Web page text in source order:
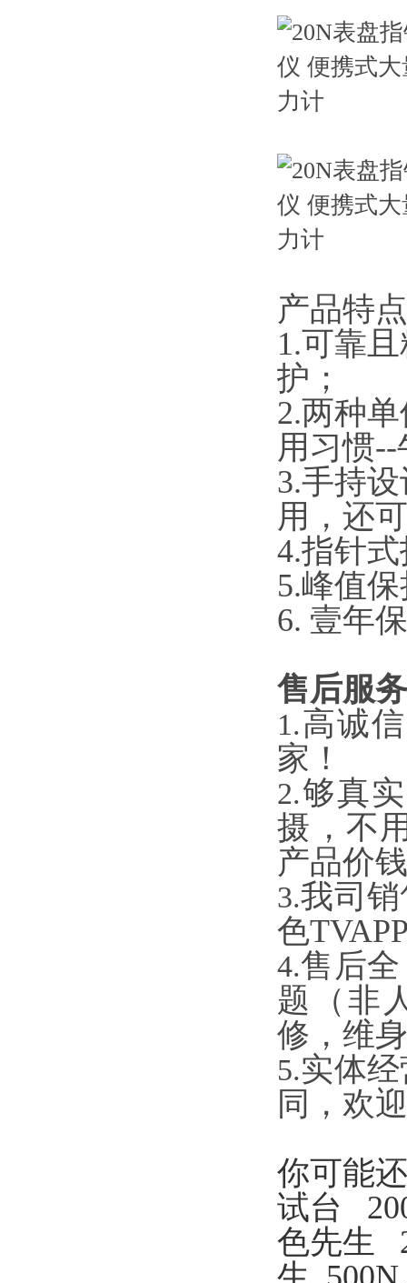
产品特点
1.可靠且
护；
2.两种单
用习惯--
3.手持设
用，
4.指针式指
5.峰值保
6. 壹年保修
售后服务
1.高诚信
家！
2.够真
摄，不
产品价钱
3.我司销
色TVAPP
4.售后全
题（非
修，维
5.实体经
同，欢
你可能还
试台
色先生